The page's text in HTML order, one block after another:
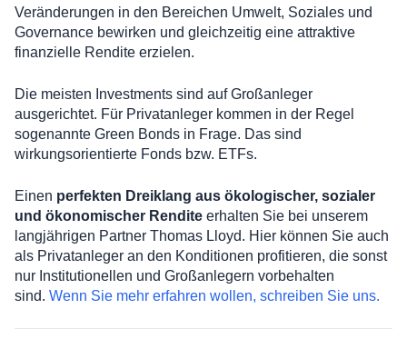
Veränderungen in den Bereichen Umwelt, Soziales und
Governance bewirken und gleichzeitig eine attraktive
finanzielle Rendite erzielen.
Die meisten Investments sind auf Großanleger
ausgerichtet. Für Privatanleger kommen in der Regel
sogenannte Green Bonds in Frage. Das sind
wirkungsorientierte Fonds bzw. ETFs.
Einen perfekten Dreiklang aus ökologischer, sozialer
und ökonomischer Rendite erhalten Sie bei unserem
langjährigen Partner Thomas Lloyd. Hier können Sie auch
als Privatanleger an den Konditionen profitieren, die sonst
nur Institutionellen und Großanlegern vorbehalten
sind. Wenn Sie mehr erfahren wollen, schreiben Sie uns.